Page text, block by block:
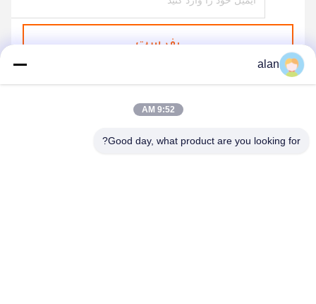
بفرست
alan
9:52 AM
Good day, what product are you looking for?